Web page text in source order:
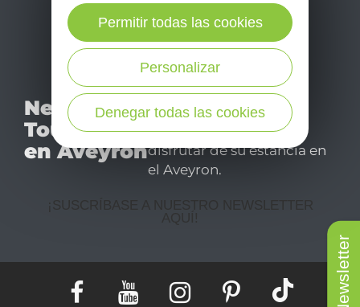
Newsletter
Newsletter
Tourismo
en Aveyron
No se pierda nuestro
mensual newsletter y
déjese inspirar para
disfrutar de su estancia en
el Aveyron.
¡SUSCRÍBASE A NUESTRO NEWSLETTER
AQUÍ!
Denegar todas las cookies
Personalizar
Permitir todas las cookies